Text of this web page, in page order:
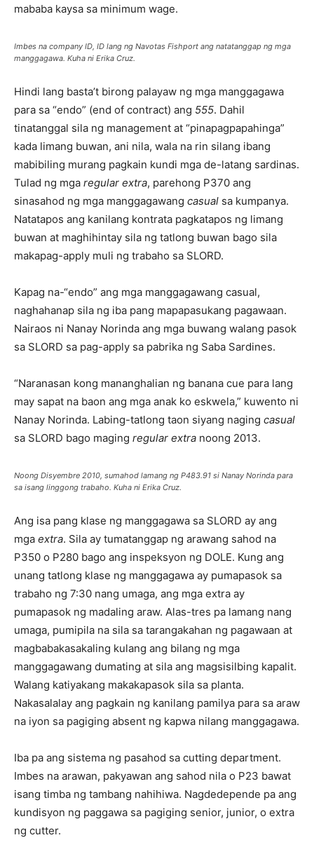
mababa kaysa sa minimum wage.
Imbes na company ID, ID lang ng Navotas Fishport ang natatanggap ng mga
manggagawa. Kuha ni Erika Cruz.
Hindi lang basta’t birong palayaw ng mga manggagawa
para sa “endo” (end of contract) ang 555. Dahil
tinatanggal sila ng management at “pinapagpapahinga”
kada limang buwan, ani nila, wala na rin silang ibang
mabibiling murang pagkain kundi mga de-latang sardinas.
Tulad ng mga regular extra, parehong P370 ang
sinasahod ng mga manggagawang casual sa kumpanya.
Natatapos ang kanilang kontrata pagkatapos ng limang
buwan at maghihintay sila ng tatlong buwan bago sila
makapag-apply muli ng trabaho sa SLORD.
Kapag na-“endo” ang mga manggagawang casual,
naghahanap sila ng iba pang mapapasukang pagawaan.
Nairaos ni Nanay Norinda ang mga buwang walang pasok
sa SLORD sa pag-apply sa pabrika ng Saba Sardines.
“Naranasan kong mananghalian ng banana cue para lang
may sapat na baon ang mga anak ko eskwela,” kuwento ni
Nanay Norinda. Labing-tatlong taon siyang naging casual
sa SLORD bago maging regular extra noong 2013.
Noong Disyembre 2010, sumahod lamang ng P483.91 si Nanay Norinda para
sa isang linggong trabaho. Kuha ni Erika Cruz.
Ang isa pang klase ng manggagawa sa SLORD ay ang
mga extra. Sila ay tumatanggap ng arawang sahod na
P350 o P280 bago ang inspeksyon ng DOLE. Kung ang
unang tatlong klase ng manggagawa ay pumapasok sa
trabaho ng 7:30 nang umaga, ang mga extra ay
pumapasok ng madaling araw. Alas-tres pa lamang nang
umaga, pumipila na sila sa tarangakahan ng pagawaan at
magbabakasakaling kulang ang bilang ng mga
manggagawang dumating at sila ang magsisilbing kapalit.
Walang katiyakang makakapasok sila sa planta.
Nakasalalay ang pagkain ng kanilang pamilya para sa araw
na iyon sa pagiging absent ng kapwa nilang manggagawa.
Iba pa ang sistema ng pasahod sa cutting department.
Imbes na arawan, pakyawan ang sahod nila o P23 bawat
isang timba ng tambang nahihiwa. Nagdedepende pa ang
kundisyon ng paggawa sa pagiging senior, junior, o extra
ng cutter.